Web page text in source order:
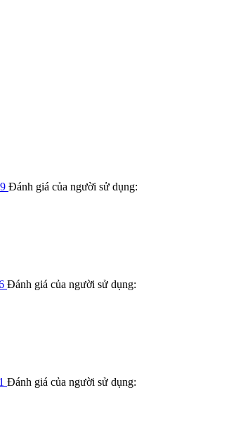
Đánh giá của người sử dụng:
Đánh giá của người sử dụng:
Đánh giá của người sử dụng: